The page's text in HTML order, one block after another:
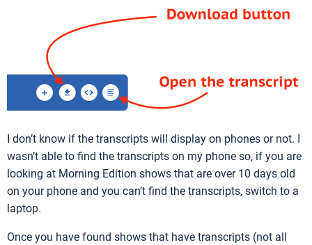
I don’t know if the transcripts will display on phones or not. I
wasn’t able to find the transcripts on my phone so, if you are
looking at Morning Edition shows that are over 10 days old
on your phone and you can’t find the transcripts, switch to a
laptop.
Once you have found shows that have transcripts (not all